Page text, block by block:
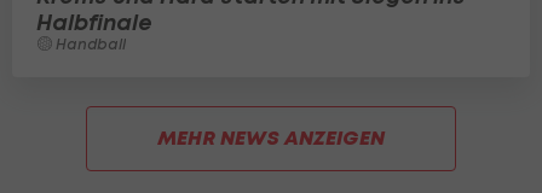
Halbfinale
Handball
MEHR NEWS ANZEIGEN